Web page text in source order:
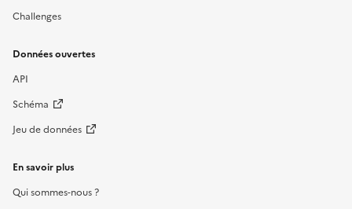
Challenges
Données ouvertes
API
Schéma
Jeu de données
En savoir plus
Qui sommes-nous ?